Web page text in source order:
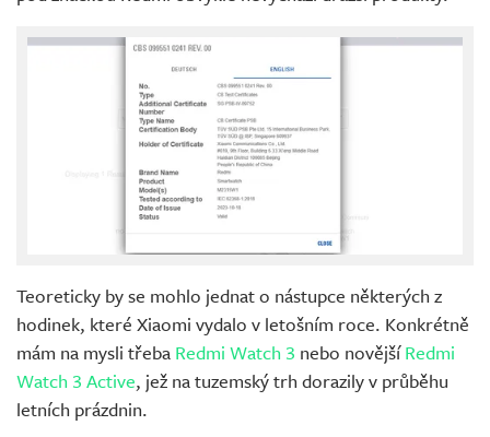
Teoreticky by se mohlo jednat o nástupce některých z
hodinek, které Xiaomi vydalo v letošním roce. Konkrétně
mám na mysli třeba Redmi Watch 3 nebo novějšíRedmi
Watch 3 Active, jež na tuzemský trh dorazily v průběhu
letních prázdnin.